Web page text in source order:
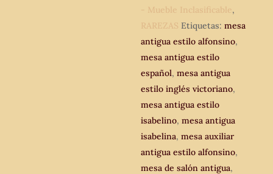
cantidad
- Mueble Inclasificable,
RAREZAS Etiquetas:mesa
antigua estilo alfonsino,
mesa antigua estilo
español,mesa antigua
estilo inglés victoriano,
mesa antigua estilo
isabelino,mesa antigua
isabelina,mesa auxiliar
antigua estilo alfonsino,
mesa de salón antigua,